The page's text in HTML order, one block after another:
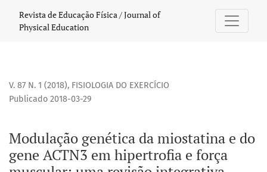
Modulação genética da miostatina e do gene ACTN3 em
Revista de Educação Física / Journal of
Physical Education
V. 87 N. 1 (2018), FISIOLOGIA DO EXERCÍCIO
Modulação genética da miostatina e do
gene ACTN3 em hipertrofia e força
Publicado 2018-03-29